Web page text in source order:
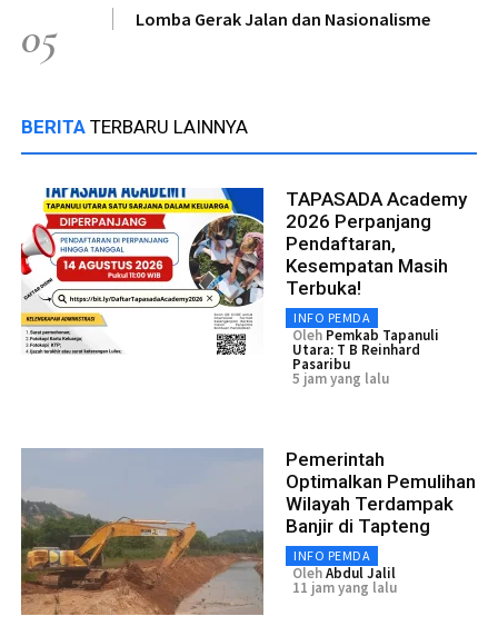
05 Lomba Gerak Jalan dan Nasionalisme
BERITA TERBARU LAINNYA
TAPASADA Academy
2026 Perpanjang
Pendaftaran,
Kesempatan Masih
Terbuka!
INFO PEMDA
Oleh Pemkab Tapanuli
Utara: T B Reinhard
Pasaribu
5 jam yang lalu
Pemerintah
Optimalkan Pemulihan
Wilayah Terdampak
Banjir di Tapteng
INFO PEMDA
OlehAbdul Jalil
11 jam yang lalu